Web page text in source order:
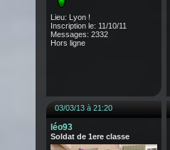
Lieu: Lyon !
Inscription le: 11/10/11
Messages: 2332
Hors ligne
03/03/13 à 21:20
léo93
Soldat de 1ere classe